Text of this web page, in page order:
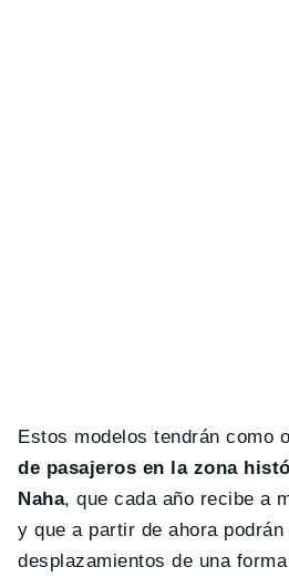
Estos modelos tendrán como
de pasajeros en la zona
Naha, que cada año recibe a
y que a partir de ahora
desplazamientos de una